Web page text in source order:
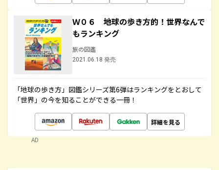
Ｗ０６ 地球の歩き方的！世界なんで
もランキング
旅の図鑑
2021.06.18 発売
「地球の歩き方」図鑑シリーズ第6弾はランキングをとおして
「世界」の今を知ることができる一冊！
詳細を見る
AD